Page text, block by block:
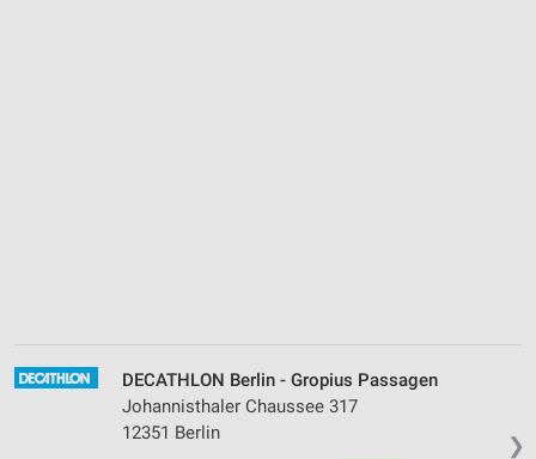
❯
DECATHLON Berlin - Gropius Passagen
Johannisthaler Chaussee 317
12351 Berlin